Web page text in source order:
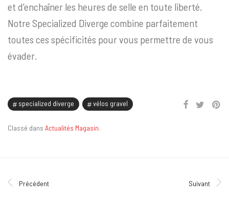
et d’enchaîner les heures de selle en toute liberté.
Notre Specialized Diverge combine parfaitement
toutes ces spécificités pour vous permettre de vous
évader.
specialized diverge vélos gravel
Classé dans Actualités Magasin.
Précédent Suivant